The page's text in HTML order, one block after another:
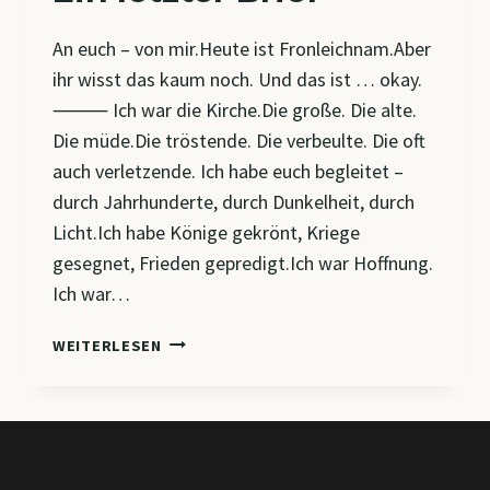
An euch – von mir.Heute ist Fronleichnam.Aber
ihr wisst das kaum noch. Und das ist … okay.
⸻ Ich war die Kirche.Die große. Die alte.
Die müde.Die tröstende. Die verbeulte. Die oft
auch verletzende. Ich habe euch begleitet –
durch Jahrhunderte, durch Dunkelheit, durch
Licht.Ich habe Könige gekrönt, Kriege
gesegnet, Frieden gepredigt.Ich war Hoffnung.
Ich war…
WEITERLESEN EIN